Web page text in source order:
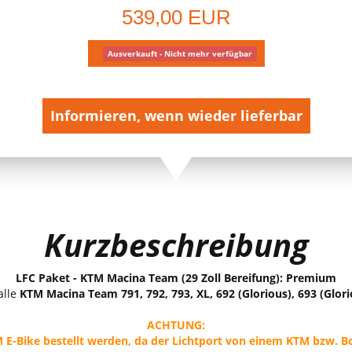
539,00 EUR
Ausverkauft - Nicht mehr verfügbar
Informieren, wenn wieder lieferbar
Kurzbeschreibung
LFC Paket - KTM Macina Team (29 Zoll Bereifung): Premium
KTM Macina Team 791, 792, 793, XL, 692 (Glorious), 693
ACHTUNG:
Bike bestellt werden, da der Lichtport von einem KTM bzw.